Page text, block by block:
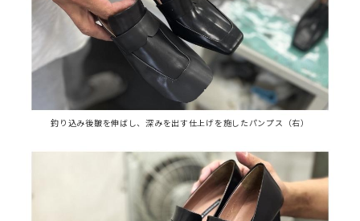
釣り込み後皺を伸ばし、深みを出す仕上げを施したパンプス（右）